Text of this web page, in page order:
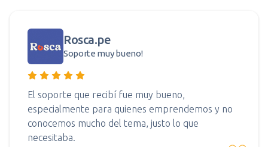
Rosca.pe
Soporte muy bueno!
El soporte que recibí fue muy bueno,
especialmente para quienes emprendemos y no
conocemos mucho del tema, justo lo que
necesitaba.